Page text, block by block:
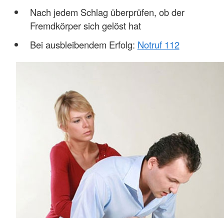
Nach jedem Schlag überprüfen, ob der
Fremdkörper sich gelöst hat
Bei ausbleibendem Erfolg: Notruf 112